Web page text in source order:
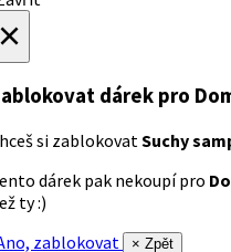
dárek pro
si zablokovatSuchy
dárek pak nekoupí pro
ty :)
zablokovat
× Zpět